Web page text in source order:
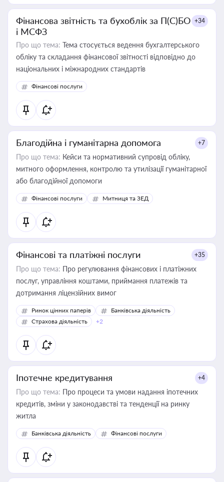
Фінансова звітність та бухоблік за П(С)БО
і МСФЗ
+34
Про що тема: Тема стосується ведення бухгалтерського
обліку та складання фінансової звітності відповідно до
національних і міжнародних стандартів
Фінансові послуги
Благодійна і гуманітарна допомога +7
Про що тема: Кейси та нормативний супровід обліку,
митного оформлення, контролю та утилізації гуманітарної
або благодійної допомоги
Фінансові послуги Митниця та ЗЕД
Фінансові та платіжні послуги +35
Про що тема: Про регулювання фінансових і платіжних
послуг, управління коштами, приймання платежів та
дотримання ліцензійних вимог
Ринок цінних паперів
Банківська діяльність
Страхова діяльність
+2
Іпотечне кредитування +4
Про що тема: Про процеси та умови надання іпотечних
кредитів, зміни у законодавстві та тенденції на ринку
житла
Банківська діяльність Фінансові послуги